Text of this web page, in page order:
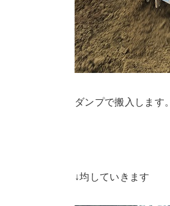
ダンプで搬入します。
↓均していきます